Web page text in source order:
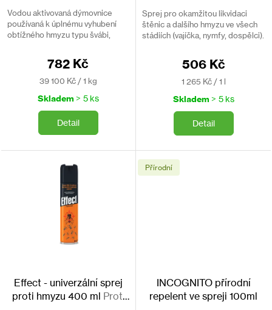
Vodou aktivovaná dýmovnice
používaná k úplnému vyhubení
obtížného hmyzu typu švábi,
782 Kč
Měrná
39 100 Kč / 1 kg
Skladem > 5 ks
Detail
Sprej pro okamžitou likvidaci
štěnic a dalšího hmyzu ve všech
stádiích (vajíčka, nymfy, dospělci).
506 Kč
Měrná
1 265 Kč / 1 l
Skladem > 5 ks
Detail
Effect - univerzální sprej
proti hmyzu 400 ml Proti
Přírodní
INCOGNITO přírodní
repelent ve spreji 100ml